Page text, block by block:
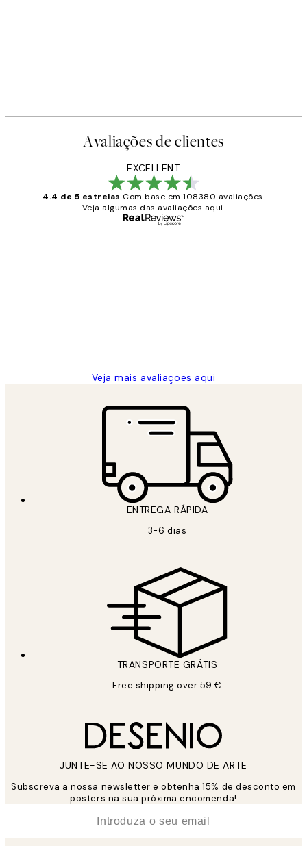
Avaliações de clientes
EXCELLENT
4.4 de 5 estrelas Com base em 108380 avaliações.
Veja algumas das avaliações aqui.
Veja mais avaliações aqui
ENTREGA RÁPIDA
3-6 dias
TRANSPORTE GRÁTIS
Free shipping over 59 €
JUNTE-SE AO NOSSO MUNDO DE ARTE
Subscreva a nossa newsletter e obtenha 15% de desconto em
posters na sua próxima encomenda!